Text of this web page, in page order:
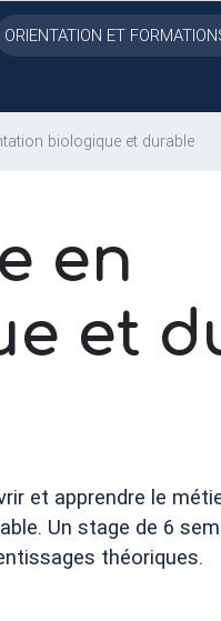
ORIENTATION ET
biologique et durable
en
et
et apprendre le
Un stage de 6
théoriques.